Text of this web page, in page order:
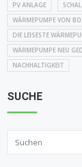
PV ANLAGE
WÄRMEPUMPE VON
DIE LEISESTE
WÄRMEPUMPE NEU
NACHHALTIGKEIT
SUCHE